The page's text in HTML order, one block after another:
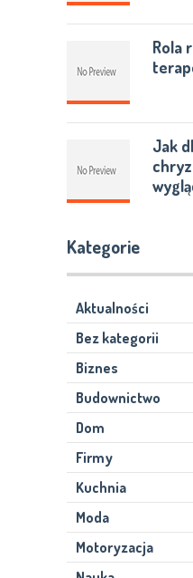
Rola
Jak
Kategorie
Aktualności
Bez kategorii
Biznes
Budownictwo
Dom
Firmy
Kuchnia
Moda
Motoryzacja